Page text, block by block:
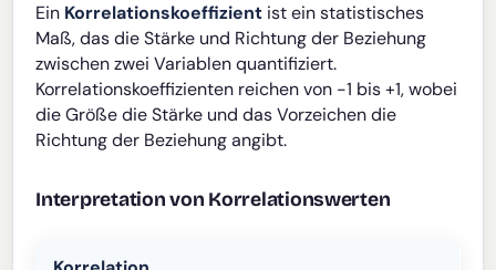
Ein Korrelationskoeffizient ist ein statistisches
Maß, das die Stärke und Richtung der Beziehung
zwischen zwei Variablen quantifiziert.
Korrelationskoeffizienten reichen von -1 bis +1, wobei
die Größe die Stärke und das Vorzeichen die
Richtung der Beziehung angibt.
Interpretation von Korrelationswerten